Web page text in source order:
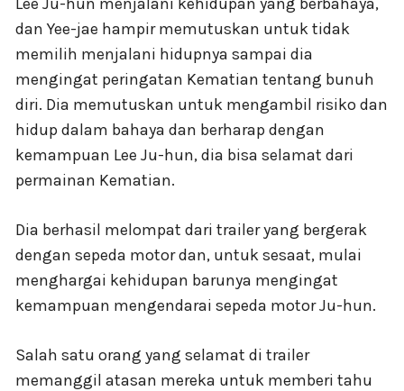
dan Yee-jae hampir memutuskan untuk tidak
memilih menjalani hidupnya sampai dia
mengingat peringatan Kematian tentang bunuh
diri. Dia memutuskan untuk mengambil risiko dan
hidup dalam bahaya dan berharap dengan
kemampuan Lee Ju-hun, dia bisa selamat dari
permainan Kematian.
Dia berhasil melompat dari trailer yang bergerak
dengan sepeda motor dan, untuk sesaat, mulai
menghargai kehidupan barunya mengingat
kemampuan mengendarai sepeda motor Ju-hun.
Salah satu orang yang selamat di trailer
memanggil atasan mereka untuk memberi tahu